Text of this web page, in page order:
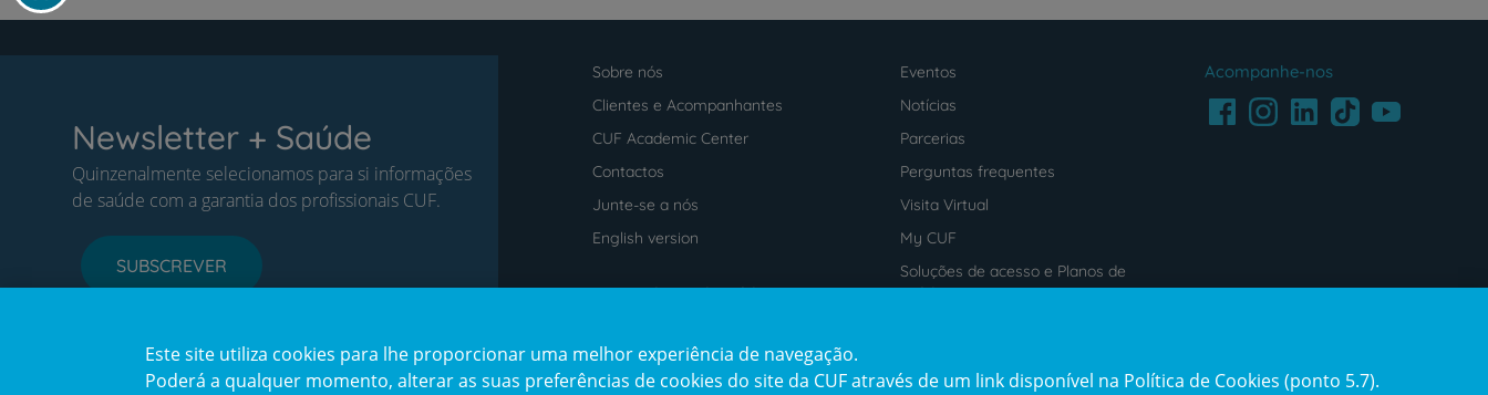
Newsletter + Saúde
Quinzenalmente selecionamos para si informações
de saúde com a garantia dos profissionais CUF.
SUBSCREVER
footer
Sobre nós
Eventos
Clientes e Acompanhantes
Notícias
CUF Academic Center
Parcerias
Contactos
Perguntas frequentes
Junte-se a nós
Visita Virtual
English version
My CUF
Intermediação de Crédito
Soluções de acesso e Planos de
saúde
Acompanhe-nos
FacebookInstagramLinkedInTikTokYoutube
Prémios
Certificações
Reclamações e Elogios
Este site utiliza cookies para lhe proporcionar uma melhor experiência de navegação.
Poderá a qualquer momento, alterar as suas preferências de cookies do site da CUF através de um link disponível na Política de Cookies (ponto 5.7).